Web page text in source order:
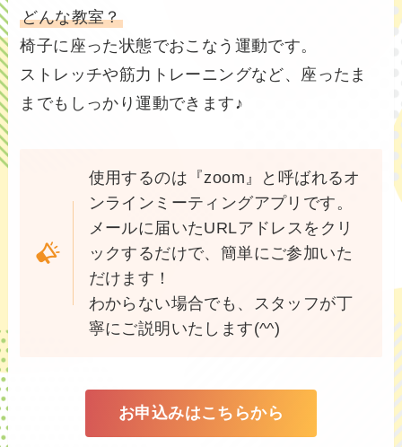
どんな教室？
椅子に座った状態でおこなう運動です。
ストレッチや筋力トレーニングなど、座ったま
までもしっかり運動できます♪
使用するのは『zoom』と呼ばれるオ
ンラインミーティングアプリです。
メールに届いたURLアドレスをクリ
ックするだけで、簡単にご参加いた
だけます！
わからない場合でも、スタッフが丁
寧にご説明いたします(^^)
お申込みはこちらから